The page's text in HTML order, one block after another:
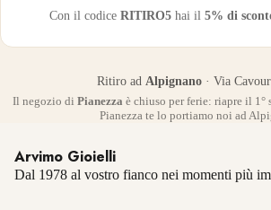
Con il codice RITIRO5 hai il 5% di
Ritiro ad Alpignano· Via
Il negozio di Pianezza è chiuso per ferie: riapre il 1°
Pianezza te lo portiamo noi ad
Arvimo Gioielli
Dal 1978 al vostro fianco nei momenti più